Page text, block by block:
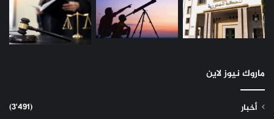
ماروك نيوز لاين
أخبار (3٬491)